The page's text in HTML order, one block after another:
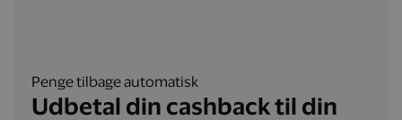
Penge tilbage automatisk
Udbetal din cashback til din